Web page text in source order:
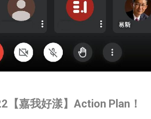
【嘉我好漾】Action Plan！